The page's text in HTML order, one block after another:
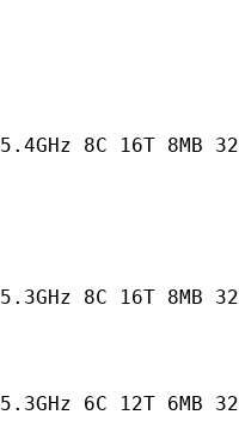
8C 16T 8MB
8C 16T 8MB
6C 12T 6MB